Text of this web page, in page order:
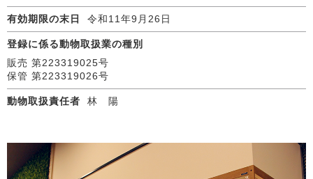
有効期限の末日 令和11年9月26日
登録に係る動物取扱業の種別
販売 第223319025号
保管 第223319026号
動物取扱責任者 林 陽